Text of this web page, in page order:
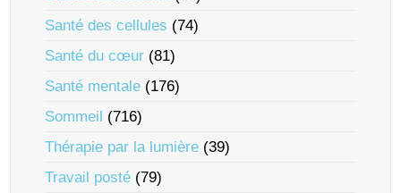
Santé des cellules (74)
Santé du cœur (81)
Santé mentale (176)
Sommeil (716)
Thérapie par la lumière (39)
Travail posté (79)